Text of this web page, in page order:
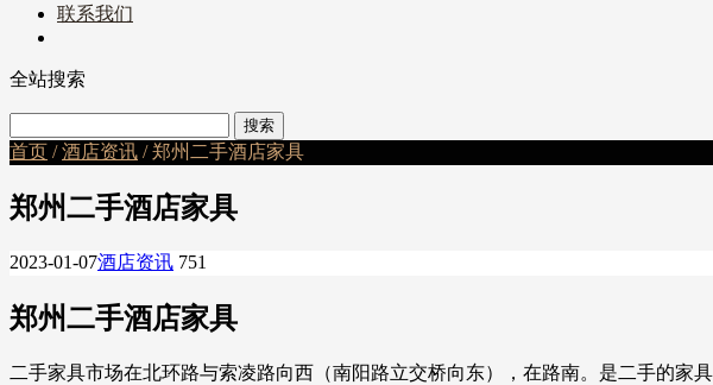
联系我们
全站搜索
首页 /酒店资讯 / 郑州二手酒店家具
郑州二手酒店家具
2023-01-07酒店资讯 751
郑州二手酒店家具
二手家具市场在北环路与索凌路向西（南阳路立交桥向东），在路南。是二手的家